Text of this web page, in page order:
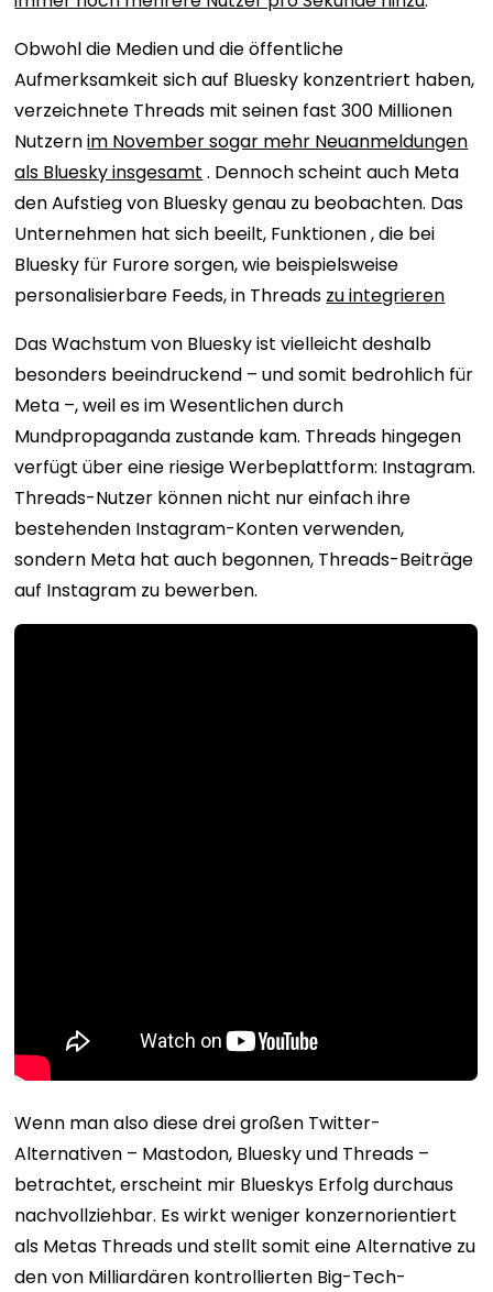
Obwohl die Medien und die öffentliche
Aufmerksamkeit sich auf Bluesky konzentriert haben,
verzeichnete Threads mit seinen fast 300 Millionen
Nutzernim November sogar mehr Neuanmeldungen
als Bluesky insgesamt . Dennoch scheint auch Meta
den Aufstieg von Bluesky genau zu beobachten. Das
Unternehmen hat sich beeilt, Funktionen , die bei
Bluesky für Furore sorgen, wie beispielsweise
personalisierbare Feeds, in Threads zu integrieren
Das Wachstum von Bluesky ist vielleicht deshalb
besonders beeindruckend – und somit bedrohlich für
Meta –, weil es im Wesentlichen durch
Mundpropaganda zustande kam. Threads hingegen
verfügt über eine riesige Werbeplattform: Instagram.
Threads-Nutzer können nicht nur einfach ihre
bestehenden Instagram-Konten verwenden,
sondern Meta hat auch begonnen, Threads-Beiträge
auf Instagram zu bewerben.
Wenn man also diese drei großen Twitter-
Alternativen – Mastodon, Bluesky und Threads –
betrachtet, erscheint mir Blueskys Erfolg durchaus
nachvollziehbar. Es wirkt weniger konzernorientiert
als Metas Threads und stellt somit eine Alternative zu
den von Milliardären kontrollierten Big-Tech-